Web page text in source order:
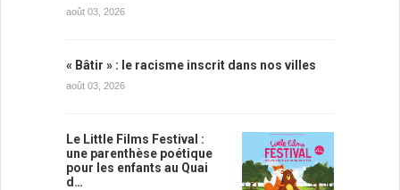
août 03, 2026
« Bâtir » : le racisme inscrit dans nos villes
août 03, 2026
Le Little Films Festival :
une parenthèse poétique
pour les enfants au Quai
d…